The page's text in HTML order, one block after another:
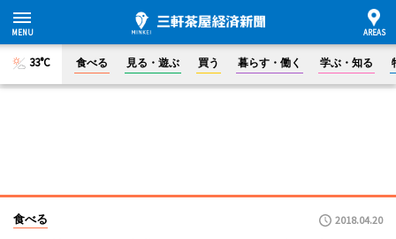
33°C 食べる 見る・遊ぶ 買う 暮らす・働く 学ぶ・知る
食べる 2018.04.20